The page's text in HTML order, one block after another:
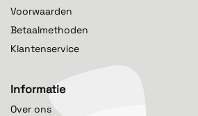
Voorwaarden
Betaalmethoden
Klantenservice
Informatie
Over ons